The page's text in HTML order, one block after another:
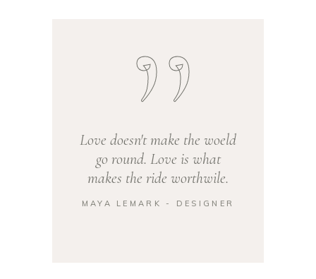
Love doesn't make the woeld
go round. Love is what
makes the ride worthwile.
MAYA LEMARK - DESIGNER